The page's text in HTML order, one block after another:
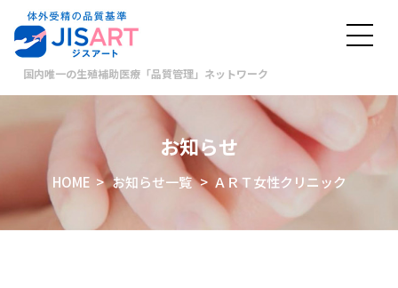
国内唯一の生殖補助医療「品質管理」ネットワーク
お知らせ
HOME >お知らせ一覧> ＡＲＴ女性クリニック